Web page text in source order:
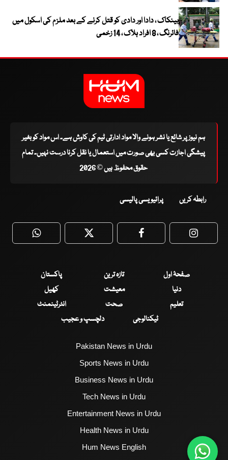
بینکاک ، دادا اور دادی کو قتل کرنے کے بعد ملزم کی اسکول میں
فائرنگ ، 8 افراد ہلاک ، 14 زخمی
ہم نیوز پر شائع یا نشر ہونے والا مواد ادارتی ٹیم کی کاوش ہے۔ اس مواد کو بغیر
پیشگی اجازت کسی بھی صورت میں استعمال یا نقل کرنا درست نہیں۔ تمام
حقوق محفوظ ہیں © 2026
رابطہ کریں پرائیویسی پالیسی
WhatsApp Twitter Facebook
صفحۂ اول تازہ ترین
پاکستان
دنیا
معیشت
کھیل
تعلیم
صحت
انٹرٹینمنٹ
ٹیکنالوجی
دلچسپ و عجیب
Pakistan News in Urdu
Sports News in Urdu
Business News in Urdu
Tech News in Urdu
Entertainment News in Urdu
Health News in Urdu
Hum News English